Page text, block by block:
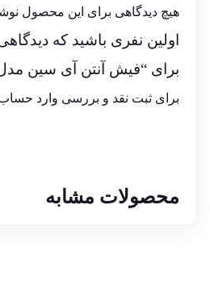
هیچ دیدگاهی برای این محصول
اولین نفری باشید که
برای “فیش آنتن آی سین
برای ثبت نقد و بررسی وارد
محصولات مشابه